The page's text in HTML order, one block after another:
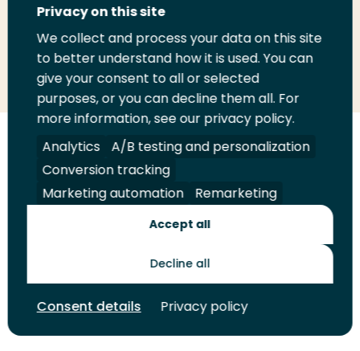
Deel
LinkedIn
Deel
op
Twitter
Deel
op
Facebook
Email
deze
pagina
Print
deze
pagina
Volg
ons
op
LinkedIn
Volg
ons
op
Facebook
Volg
ons
op
YouTube
Volg
ons
op
Instagram
Juridisch Security A-Z Index
Contact
Toekomstmakers
Privacy on this site
We collect and process your data on this site
to better understand how it is used. You can
give your consent to all or selected
purposes, or you can decline them all. For
more information, see our privacy policy.
Analytics
A/B testing and personalization
Conversion tracking
Marketing automation
Remarketing
Accept all
Decline all
Consent details Privacy policy